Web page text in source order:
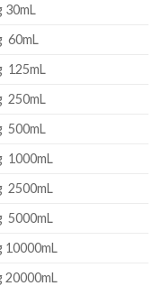
30mL
60mL
125mL
250mL
500mL
1000mL
2500mL
5000mL
10000mL
20000mL